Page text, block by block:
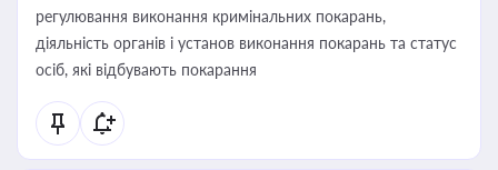
регулювання виконання кримінальних покарань,
діяльність органів і установ виконання покарань та статус
осіб, які відбувають покарання